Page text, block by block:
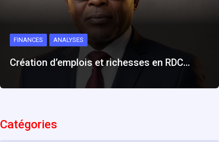
FINANCES ANALYSES
Création d’emplois et richesses en RDC…
Catégories